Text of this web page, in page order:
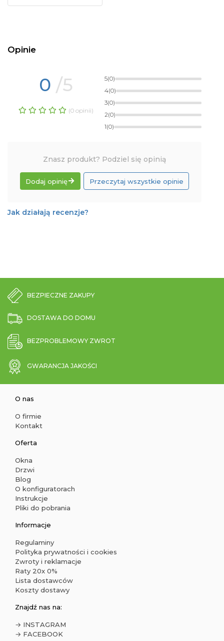
Opinie
0 /5
(0 opinii)
5(0)
4(0)
3(0)
2(0)
1(0)
Znasz produkt? Podziel się opinią
Dodaj opinię Przeczytaj wszystkie opinie
Jak działają recenzje?
BEZPIECZNE ZAKUPY
DOSTAWA DO DOMU
BEZPROBLEMOWY ZWROT
GWARANCJA JAKOŚCI
O nas
O firmie
Kontakt
Oferta
Okna
Drzwi
Blog
O konfiguratorach
Instrukcje
Pliki do pobrania
Informacje
Regulaminy
Polityka prywatności i cookies
Zwroty i reklamacje
Raty 20x 0%
Lista dostawców
Koszty dostawy
Znajdź nas na:
→ INSTAGRAM
→ FACEBOOK